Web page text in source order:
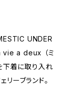
UNDER
vie a deux （ミ
下着に取り入れ
リーブランド。